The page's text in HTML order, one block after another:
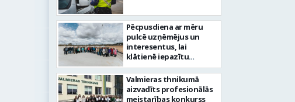
Pēcpusdiena ar mēru
pulcē uzņēmējus un
interesentus, lai
klātienē iepazītu
Valmieras novada
attīstību
Valmieras thnikumā
aizvadīts profesionālās
meistarības konkurss